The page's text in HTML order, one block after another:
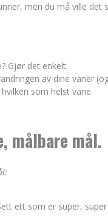
men du må ville det
Gjør det enkelt.
av dine vaner
som helst vane.
målbare mål.
ett som er super,